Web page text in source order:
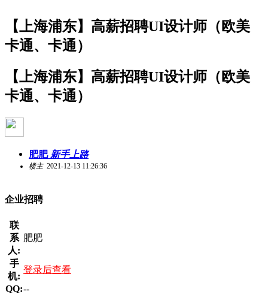
【上海浦东】高薪招聘UI设计师（欧美
卡通、卡通）
【上海浦东】高薪招聘UI设计师（欧美
卡通、卡通）
肥肥 新手上路
楼主2021-12-13 11:26:36
企业招聘
联
系
人:
肥肥
手
机:
登录后查看
QQ:--